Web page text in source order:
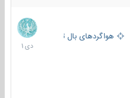
هواگردهای بال ثابت
12
دی
1401